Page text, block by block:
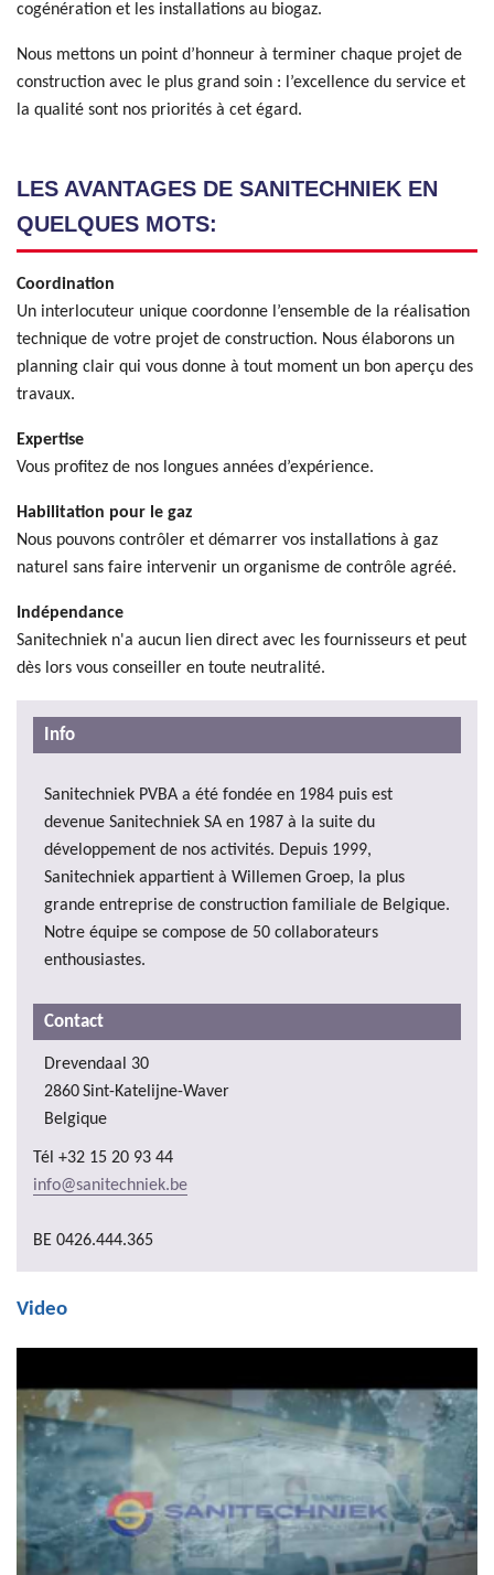
cogénération et les installations au biogaz.
Nous mettons un point d’honneur à terminer chaque projet de
construction avec le plus grand soin : l’excellence du service et
la qualité sont nos priorités à cet égard.
LES AVANTAGES DE SANITECHNIEK EN
QUELQUES MOTS:
Coordination
Un interlocuteur unique coordonne l’ensemble de la réalisation
technique de votre projet de construction. Nous élaborons un
planning clair qui vous donne à tout moment un bon aperçu des
travaux.
Expertise
Vous profitez de nos longues années d’expérience.
Habilitation pour le gaz
Nous pouvons contrôler et démarrer vos installations à gaz
naturel sans faire intervenir un organisme de contrôle agréé.
Indépendance
Sanitechniek n'a aucun lien direct avec les fournisseurs et peut
dès lors vous conseiller en toute neutralité.
Info
Sanitechniek PVBA a été fondée en 1984 puis est
devenue Sanitechniek SA en 1987 à la suite du
développement de nos activités. Depuis 1999,
Sanitechniek appartient à Willemen Groep, la plus
grande entreprise de construction familiale de Belgique.
Notre équipe se compose de 50 collaborateurs
enthousiastes.
Contact
Drevendaal 30
2860Sint-Katelijne-Waver
Belgique
Tél +32 15 20 93 44
info@sanitechniek.be
BE 0426.444.365
Video